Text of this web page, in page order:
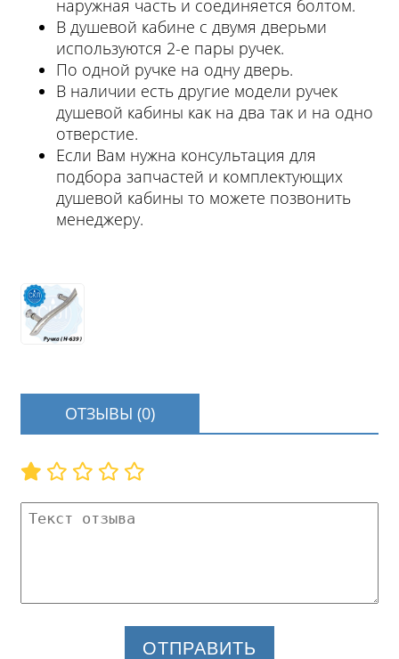
наружная часть и соединяется болтом.
В душевой кабине с двумя дверьми
используются 2-е пары ручек.
По одной ручке на одну дверь.
В наличии есть другие модели ручек
душевой кабины как на два так и на одно
отверстие.
Если Вам нужна консультация для
подбора запчастей и комплектующих
душевой кабины то можете позвонить
менеджеру.
ОТЗЫВЫ (0)
ОТПРАВИТЬ